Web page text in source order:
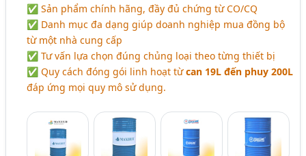
✅ Sản phẩm chính hãng, đầy đủ chứng từ CO/CQ
✅ Danh mục đa dạng giúp doanh nghiệp mua đồng bộ
từ một nhà cung cấp
✅ Tư vấn lựa chọn đúng chủng loại theo từng thiết bị
✅ Quy cách đóng gói linh hoạt từcan 19L đến phuy 200L
đáp ứng mọi quy mô sử dụng.